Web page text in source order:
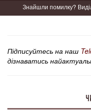
Знайшли помилку?
Підписуйтесь на наш
дізнаватись